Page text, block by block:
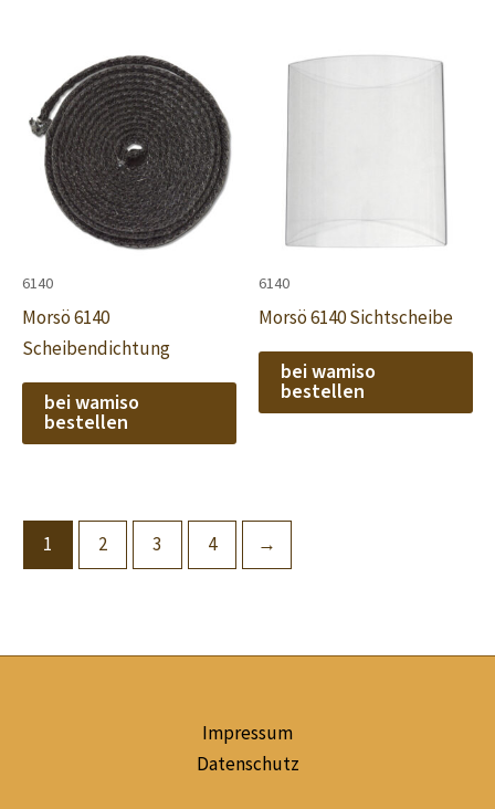
6140
Morsö 6140
Scheibendichtung
bei wamiso
bestellen
6140
Morsö 6140 Sichtscheibe
bei wamiso
bestellen
1 2 3 4 →
Impressum
Datenschutz